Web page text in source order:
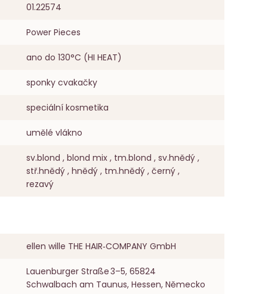
01.22574
Power Pieces
ano do 130°C (HI HEAT)
sponky cvakačky
speciální kosmetika
umělé vlákno
sv.blond , blond mix , tm.blond , sv.hnědý ,
stř.hnědý , hnědý , tm.hnědý , černý ,
rezavý
ellen wille THE HAIR‑COMPANY GmbH
Lauenburger Straße 3–5, 65824
Schwalbach am Taunus, Hessen, Německo